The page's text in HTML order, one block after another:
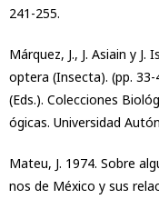
241-255.
Márquez, J., J. Asiain y J.
optera (Insecta). (pp. 33-
(Eds.). Colecciones
ógicas. Universidad
Mateu, J. 1974. Sobre
nos de México y sus